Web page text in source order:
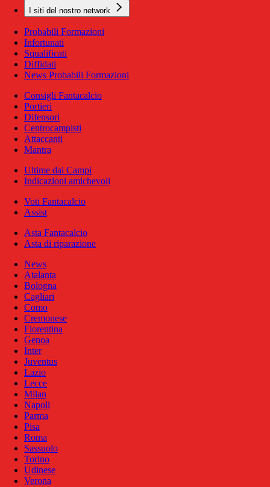
I siti del nostro network
Probabili Formazioni
Infortunati
Squalificati
Diffidati
News Probabili Formazioni
Consigli Fantacalcio
Portieri
Difensori
Centrocampisti
Attaccanti
Mantra
Ultime dai Campi
Indicazioni amichevoli
Voti Fantacalcio
Assist
Asta Fantacalcio
Asta di riparazione
News
Atalanta
Bologna
Cagliari
Como
Cremonese
Fiorentina
Genoa
Inter
Juventus
Lazio
Lecce
Milan
Napoli
Parma
Pisa
Roma
Sassuolo
Torino
Udinese
Verona